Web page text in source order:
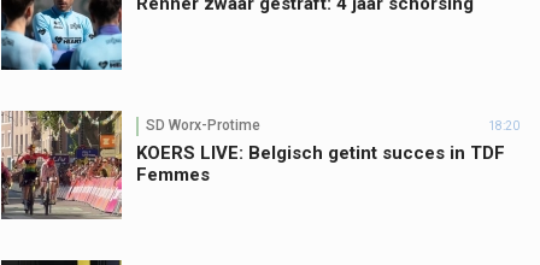
SD Worx-Protime 18:20
KOERS LIVE: Belgisch getint succes in TDF
Femmes